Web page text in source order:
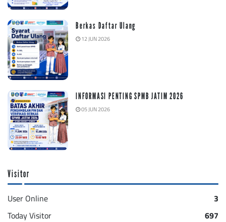
Berkas Daftar Ulang
12 JUN 2026
INFORMASI PENTING SPMB JATIM 2026
05 JUN 2026
Visitor
User Online
3
Today Visitor
697